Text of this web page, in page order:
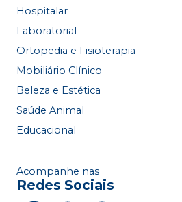
Hospitalar
Laboratorial
Ortopedia e Fisioterapia
Mobiliário Clínico
Beleza e Estética
Saúde Animal
Educacional
Acompanhe nas
Redes Sociais